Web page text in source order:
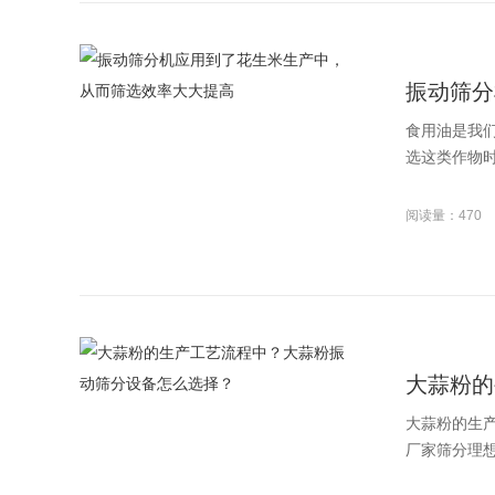
振动筛
食用油是我
选这类作物
阅读量：470
大蒜粉
大蒜粉的生
厂家筛分理